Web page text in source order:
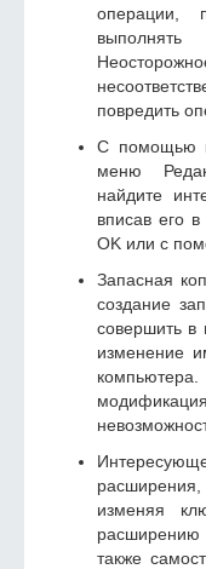
операции,
выполнять
повредить
С помощью
меню
найдите
вписав его
OK или с
Запасная
создание
совершить в
изменение
изменяя
также